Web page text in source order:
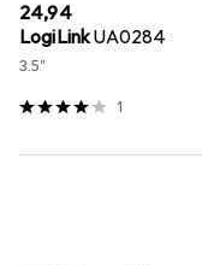
EUR
24,94
LogiLinkUA0284
3.5"
1